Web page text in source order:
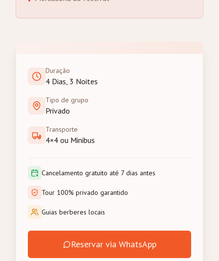
Duração
4 Dias, 3 Noites
Tipo de grupo
Privado
Transporte
4×4 ou Minibus
Cancelamento gratuito até 7 dias antes
Tour 100% privado garantido
Guias berberes locais
Reservar via WhatsApp